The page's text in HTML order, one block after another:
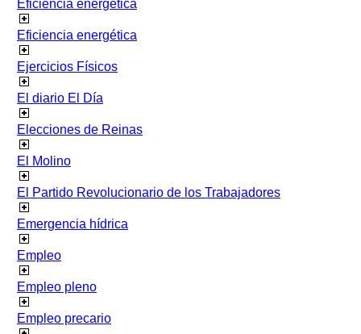
Eficiencia energetica
Eficiencia energética
Ejercicios Físicos
El diario El Día
Elecciones de Reinas
El Molino
El Partido Revolucionario de los Trabajadores
Emergencia hídrica
Empleo
Empleo pleno
Empleo precario